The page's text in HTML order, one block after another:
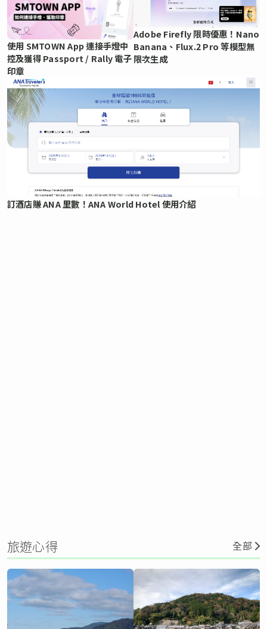
使用 SMTOWN App 連接手燈中
控及獲得 Passport / Rally 電子
印章
Adobe Firefly 限時優惠！Nano
Banana、Flux.2 Pro 等模型無
限次生成
訂酒店賺 ANA 里數！ANA World Hotel 使用介紹
旅遊心得 全部